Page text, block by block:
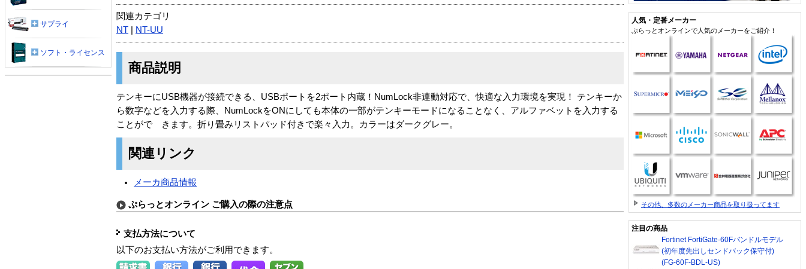
関連カテゴリ
NT
NT-UU
商品説明
テンキーにUSB機器が接続できる、USBポートを2ポート内蔵！NumLock非連動対応で、快適な入力環境を実現！ テンキーか
ら数字などを入力する際、NumLockをONにしても本体の一部がテンキーモードになることなく、アルファベットを入力する
ことがで きます。折り畳みリストパッド付きで楽々入力。カラーはダークグレー。
関連リンク
メーカ商品情報
ぷらっとオンライン ご購入の際の注意点
支払方法について
以下のお支払い方法がご利用できます。
サプライ
ソフト・ライセンス
人気・定番メーカー
ぷらっとオンラインで人気のメーカーをご紹介！
その他、多数のメーカー商品を取り扱ってます
注目の商品
Fortinet FortiGate-60Fバンドルモデル
(初年度先出しセンドバック保守付)
(FG-60F-BDL-US)